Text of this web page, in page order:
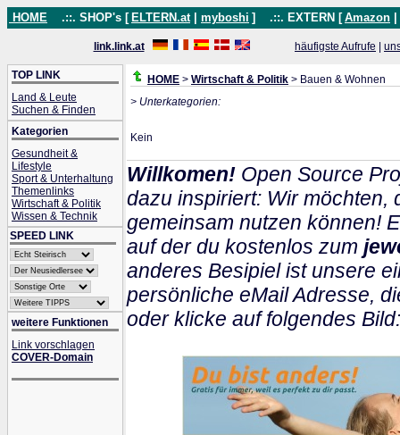
HOME .::. SHOP's [ ELTERN.at myboshi ] .::. EXTERN [ Amazon
link.link.at häufigste Aufrufe
TOP LINK
Land & Leute
Suchen & Finden
Kategorien
Gesundheit &
Lifestyle
Sport & Unterhaltung
Themenlinks
Wirtschaft & Politik
Wissen & Technik
SPEED LINK
weitere Funktionen
Link vorschlagen
COVER-Domain
HOME > Wirtschaft & Politik > Bauen & Wohnen
> Unterkategorien:
Kein
Willkomen! Open Source
dazu inspiriert: Wir möchten,
gemeinsam nutzen können!
auf der du kostenlos zum
anderes Besipiel ist unsere
persönliche eMail Adresse,
oder klicke auf folgendes Bild: